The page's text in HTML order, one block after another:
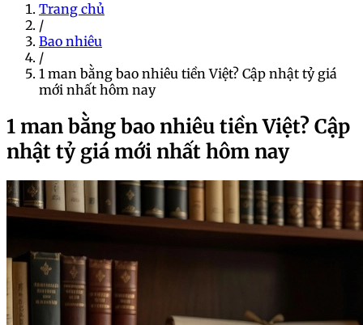
Trang chủ
/
Bao nhiêu
/
1 man bằng bao nhiêu tiền Việt? Cập nhật tỷ giá
mới nhất hôm nay
1 man bằng bao nhiêu tiền Việt? Cập
nhật tỷ giá mới nhất hôm nay